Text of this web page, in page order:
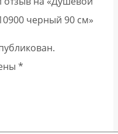
черный 90 см»
*